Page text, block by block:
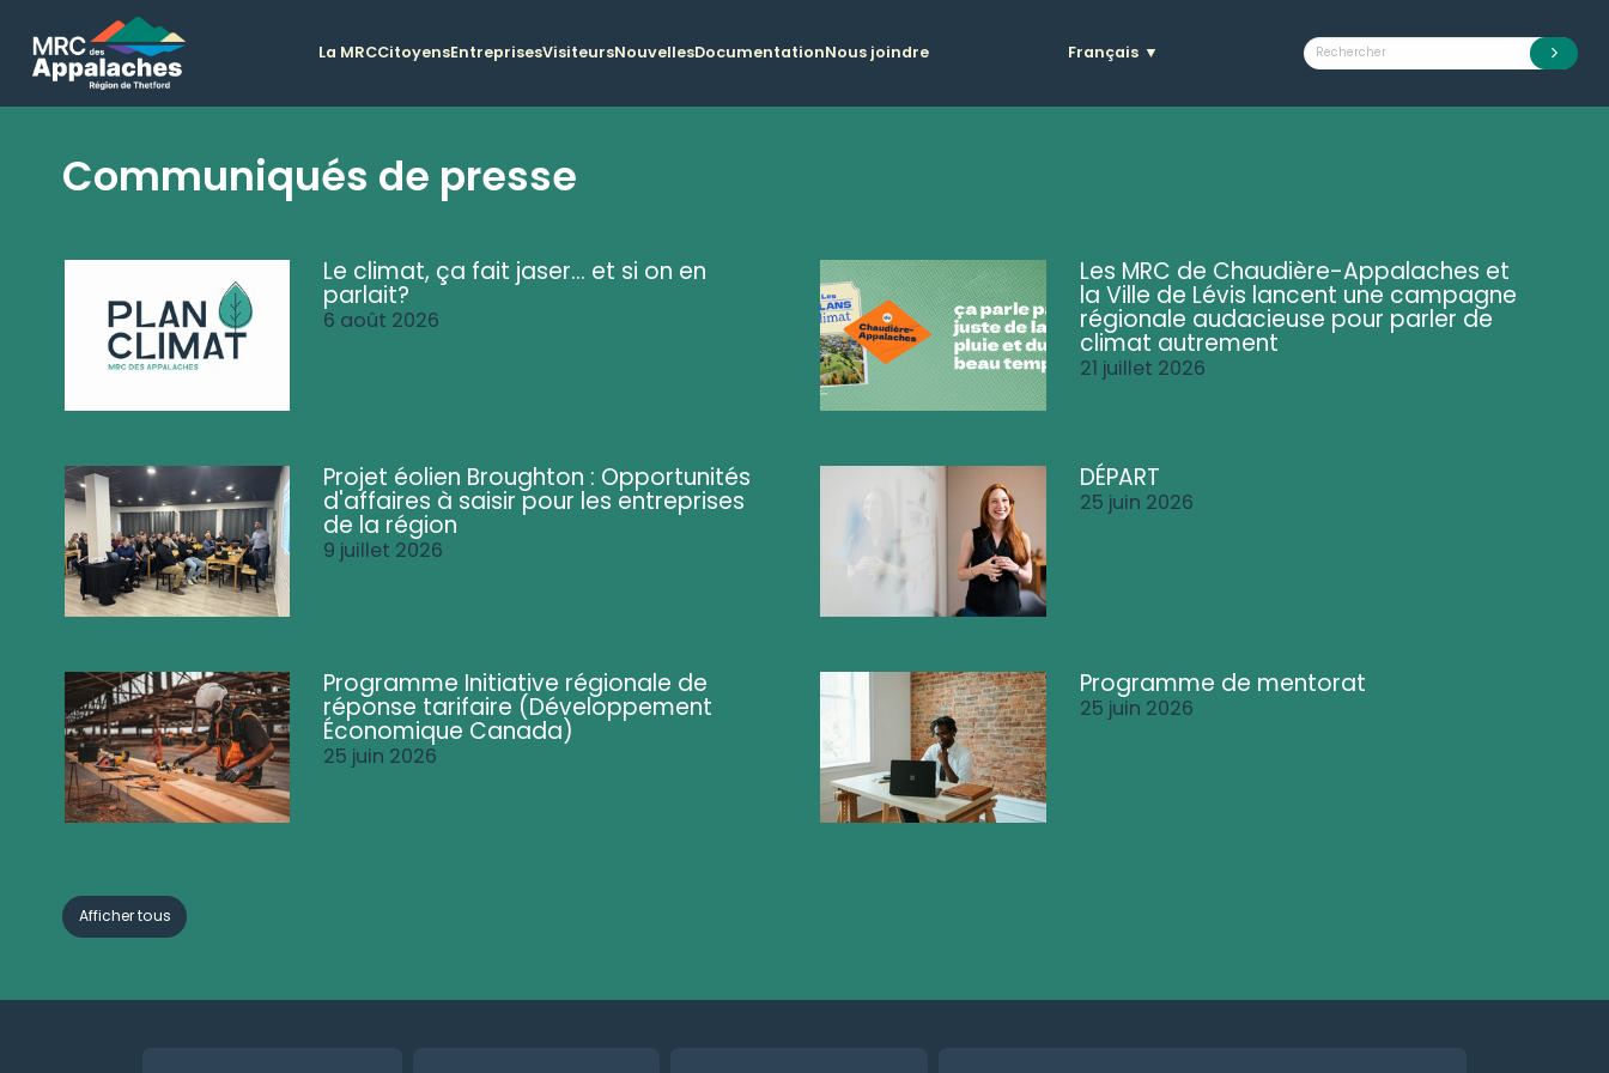
La MRCCitoyensEntreprisesVisiteursNouvellesDocumentationNous joindre Français ▼
Communiqués de presse
Le climat, ça fait jaser... et si on en
parlait?
6 août 2026
Les MRC de Chaudière-Appalaches et
la Ville de Lévis lancent une campagne
régionale audacieuse pour parler de
climat autrement
21 juillet 2026
Projet éolien Broughton : Opportunités
d'affaires à saisir pour les entreprises
de la région
9 juillet 2026
DÉPART
25 juin 2026
Programme Initiative régionale de
réponse tarifaire (Développement
Économique Canada)
25 juin 2026
Programme de mentorat
25 juin 2026
Afficher tous